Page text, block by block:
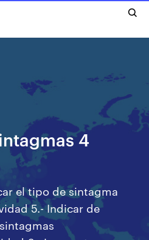
4
el tipo de sintagma
5.- Indicar de